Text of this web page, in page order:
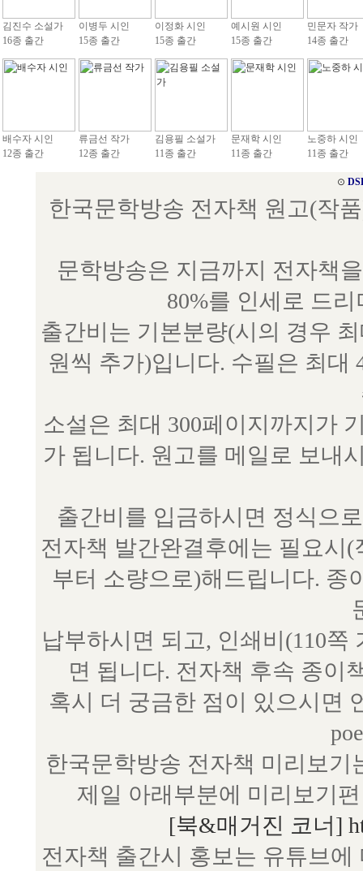
김진수 소설가
16종 출간
이병두 시인
15종 출간
이정화 시인
15종 출간
예시원 시인
15종 출간
민문자 작가
14종 출간
배수자 시인
12종 출간
류금선 작가
12종 출간
김용필 소설가
11종 출간
문재학 시인
11종 출간
노중하 시인
11종 출간
⊙
한국문학방송 전자책 원고(작
문학방송은 지금까지 전자책
80%를 인세로 드
출간비는 기본분량(시의 경우
원씩 추가)입니다. 수필은 최대
소설은 최대 300페이지까지가
가 됩니다. 원고를 메일로 보내
출간비를 입금하시면 정식으
전자책 발간완결후에는 필요시
부터 소량으로)해드립니다. 종
납부하시면 되고, 인쇄비(110
면 됩니다. 전자책 후속 종이
혹시 더 궁금한 점이 있으시면
한국문학방송 전자책 미리보
제일 아래부분에 미리보기
[북&매거진 코너]
전자책 출간시 홍보는 유튜브